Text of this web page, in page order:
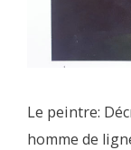
Le peintre:
homme de